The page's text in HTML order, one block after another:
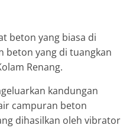
beton yang biasa di
beton yang di tuangkan
Renang.
kandungan
campuran beton
dihasilkan oleh vibrator